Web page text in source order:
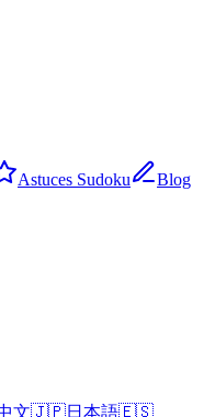
Astuces Sudoku
Blog
文🇯🇵日本語🇪🇸